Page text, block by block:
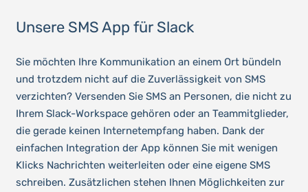
Unsere SMS App für Slack
Sie möchten Ihre Kommunikation an einem Ort bündeln
und trotzdem nicht auf die Zuverlässigkeit von SMS
verzichten? Versenden Sie SMS an Personen, die nicht zu
Ihrem Slack-Workspace gehören oder an Teammitglieder,
die gerade keinen Internetempfang haben. Dank der
einfachen Integration der App können Sie mit wenigen
Klicks Nachrichten weiterleiten oder eine eigene SMS
schreiben. Zusätzlichen stehen Ihnen Möglichkeiten zur